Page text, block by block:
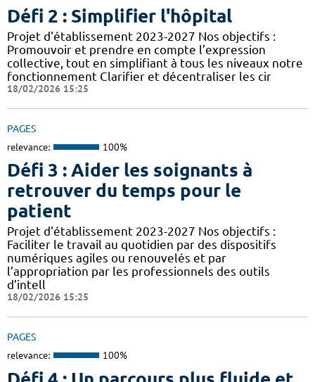
Défi 2 : Simplifier l'hôpital
Projet d'établissement 2023-2027 Nos objectifs :
Promouvoir et prendre en compte l’expression
collective, tout en simplifiant à tous les niveaux notre
fonctionnement Clarifier et décentraliser les cir
18/02/2026 15:25
PAGES
relevance: 100%
Défi 3 : Aider les soignants à
retrouver du temps pour le
patient
Projet d'établissement 2023-2027 Nos objectifs :
Faciliter le travail au quotidien par des dispositifs
numériques agiles ou renouvelés et par
l’appropriation par les professionnels des outils
d’intell
18/02/2026 15:25
PAGES
relevance: 100%